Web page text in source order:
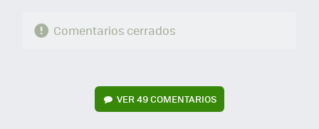
Comentarios cerrados
VER49 COMENTARIOS